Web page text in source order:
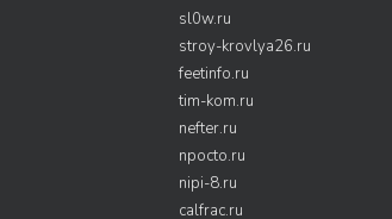
sl0w.ru
stroy-krovlya26.ru
feetinfo.ru
tim-kom.ru
nefter.ru
npocto.ru
nipi-8.ru
calfrac.ru